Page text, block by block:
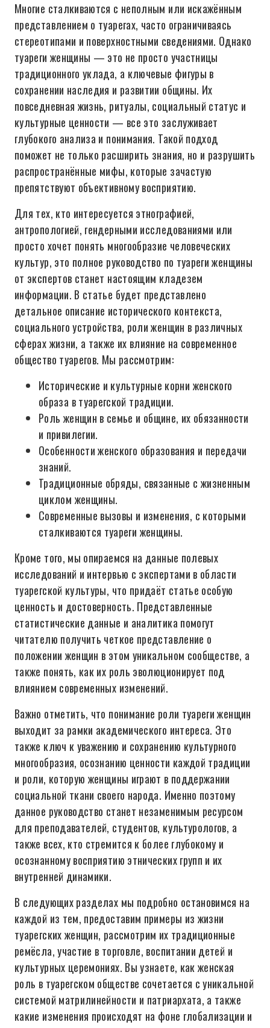
Многие сталкиваются с неполным или искажённым
представлением о туарегах, часто ограничиваясь
стереотипами и поверхностными сведениями. Однако
туареги женщины — это не просто участницы
традиционного уклада, а ключевые фигуры в
сохранении наследия и развитии общины. Их
повседневная жизнь, ритуалы, социальный статус и
культурные ценности — все это заслуживает
глубокого анализа и понимания. Такой подход
поможет не только расширить знания, но и разрушить
распространённые мифы, которые зачастую
препятствуют объективному восприятию.
Для тех, кто интересуется этнографией,
антропологией, гендерными исследованиями или
просто хочет понять многообразие человеческих
культур, это полное руководство по туареги женщины
от экспертов станет настоящим кладезем
информации. В статье будет представлено
детальное описание исторического контекста,
социального устройства, роли женщин в различных
сферах жизни, а также их влияние на современное
общество туарегов. Мы рассмотрим:
Исторические и культурные корни женского
образа в туарегской традиции.
Роль женщин в семье и общине, их обязанности
и привилегии.
Особенности женского образования и передачи
знаний.
Традиционные обряды, связанные с жизненным
циклом женщины.
Современные вызовы и изменения, с которыми
сталкиваются туареги женщины.
Кроме того, мы опираемся на данные полевых
исследований и интервью с экспертами в области
туарегской культуры, что придаёт статье особую
ценность и достоверность. Представленные
статистические данные и аналитика помогут
читателю получить четкое представление о
положении женщин в этом уникальном сообществе, а
также понять, как их роль эволюционирует под
влиянием современных изменений.
Важно отметить, что понимание роли туареги женщин
выходит за рамки академического интереса. Это
также ключ к уважению и сохранению культурного
многообразия, осознанию ценности каждой традиции
и роли, которую женщины играют в поддержании
социальной ткани своего народа. Именно поэтому
данное руководство станет незаменимым ресурсом
для преподавателей, студентов, культурологов, а
также всех, кто стремится к более глубокому и
осознанному восприятию этнических групп и их
внутренней динамики.
В следующих разделах мы подробно остановимся на
каждой из тем, предоставим примеры из жизни
туарегских женщин, рассмотрим их традиционные
ремёсла, участие в торговле, воспитании детей и
культурных церемониях. Вы узнаете, как женская
роль в туарегском обществе сочетается с уникальной
системой матрилинейности и патриархата, а также
какие изменения происходят на фоне глобализации и